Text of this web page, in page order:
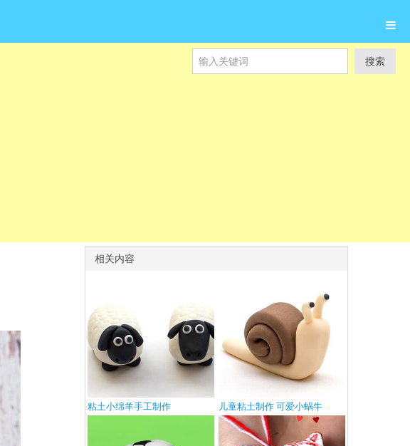
搜索
相关内容
粘土小绵羊手工制作 儿童粘土制作 可爱小蜗牛